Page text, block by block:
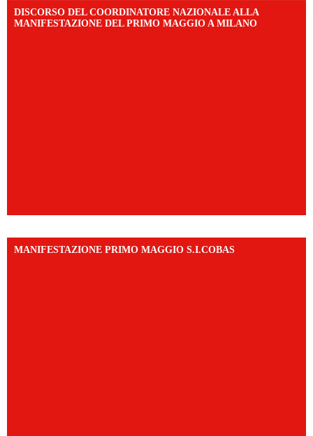
DISCORSO DEL COORDINATORE NAZIONALE ALLA
MANIFESTAZIONE DEL PRIMO MAGGIO A MILANO
MANIFESTAZIONE PRIMO MAGGIO S.I.COBAS